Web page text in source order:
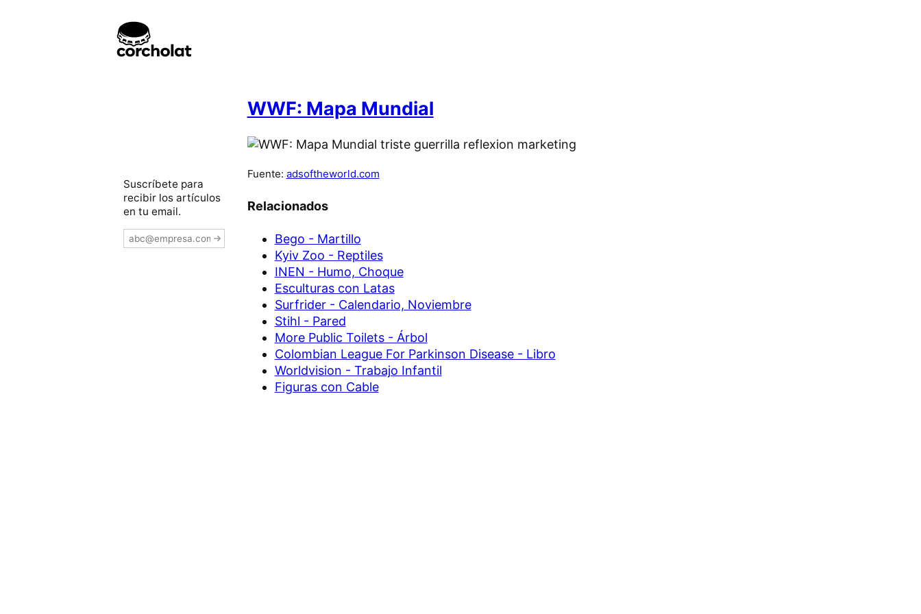
WWF: Mapa Mundial
Fuente: adsoftheworld.com
Relacionados
Bego - Martillo
Kyiv Zoo - Reptiles
INEN - Humo, Choque
Esculturas con Latas
Surfrider - Calendario, Noviembre
Stihl - Pared
More Public Toilets - Árbol
Colombian League For Parkinson Disease - Libro
Worldvision - Trabajo Infantil
Figuras con Cable
Suscríbete para
recibir los artículos
en tu email.